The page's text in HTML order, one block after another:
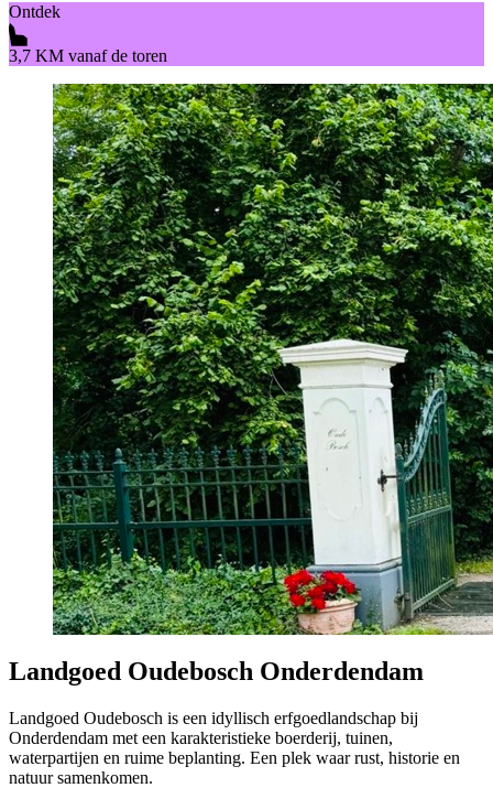
Ontdek
3,7 KM vanaf de toren
Landgoed Oudebosch Onderdendam
Landgoed Oudebosch is een idyllisch erfgoedlandschap bij
Onderdendam met een karakteristieke boerderij, tuinen,
waterpartijen en ruime beplanting. Een plek waar rust, historie en
natuur samenkomen.